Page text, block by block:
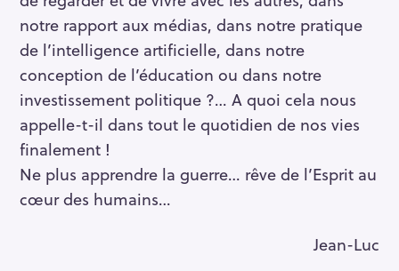
notre rapport aux médias, dans notre pratique
de l’intelligence artificielle, dans notre
conception de l’éducation ou dans notre
investissement politique ?… A quoi cela nous
appelle-t-il dans tout le quotidien de nos vies
finalement !
Ne plus apprendre la guerre… rêve de l’Esprit au
cœur des humains…
Jean-Luc